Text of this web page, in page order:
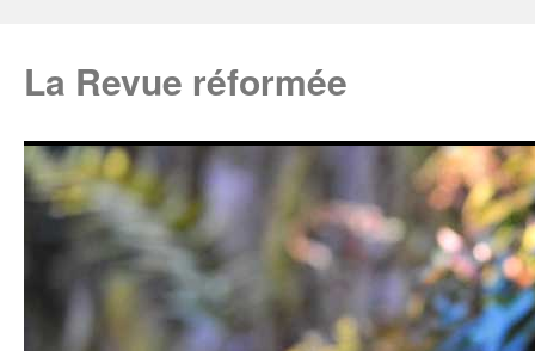
La Revue réformée